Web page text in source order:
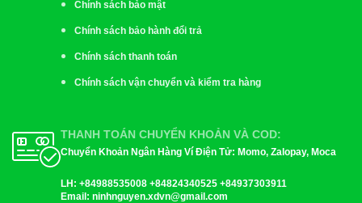
Chính sách bảo mật
Chính sách bảo hành đổi trả
Chính sách thanh toán
Chính sách vận chuyển và kiểm tra hàng
THANH TOÁN CHUYỂN KHOẢN VÀ COD:
Chuyển Khoản Ngân Hàng Ví Điện Tử: Momo, Zalopay, Moca
LH: +84988535008 +84824340525 +84937303911
Email: ninhnguyen.xdvn@gmail.com